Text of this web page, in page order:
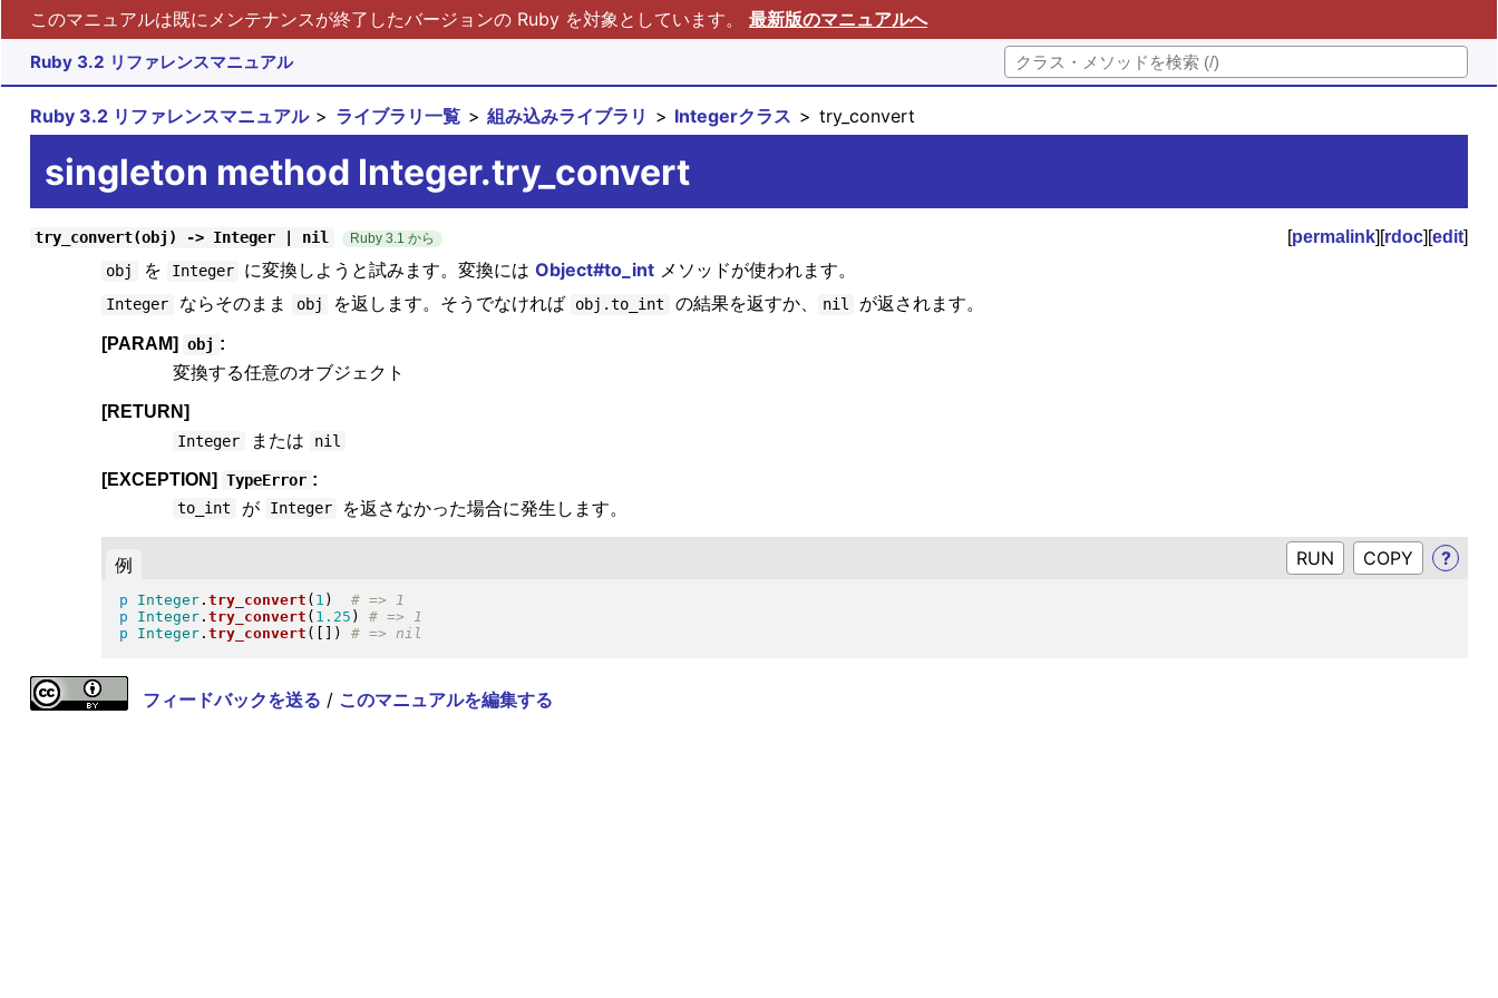
このマニュアルは既にメンテナンスが終了したバージョンの Ruby を対象としています。 最新版のマニュアルへ
Ruby 3.2 リファレンスマニュアル
Ruby 3.2 リファレンスマニュアル ライブラリ一覧 組み込みライブラリ Integerクラス try_convert
singleton method Integer.try_convert
try_convert(obj) -> Integer | nil Ruby 3.1 から [permalink][rdoc][edit]
obj を Integer に変換しようと試みます。変換にはObject#to_int メソッドが使われます。
Integer ならそのまま obj を返します。そうでなければ obj.to_int の結果を返すか、 nil が返されます。
[PARAM] obj :
変換する任意のオブジェクト
[RETURN]
Integer または nil
[EXCEPTION] TypeError :
to_int が Integer を返さなかった場合に発生します。
例 RUN ?
p Integer. try_convert ( 1 )
p
Integer. try_convert ( 1.25 )
p
Integer. try_convert ( [ ] )
フィードバックを送る / このマニュアルを編集する